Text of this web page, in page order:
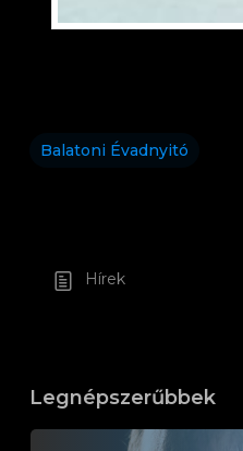
Balatoni Évadnyitó
Hírek
Legnépszerűbbek